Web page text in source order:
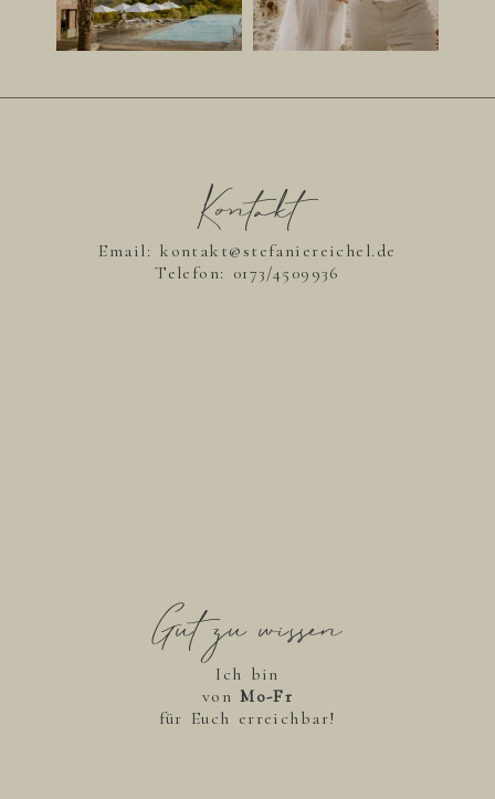
Kontakt
Email: kontakt@stefaniereichel.de
Telefon: 0173/4509936
Gut zu wissen
Ich bin
vonMo-Fr
für Euch erreichbar!